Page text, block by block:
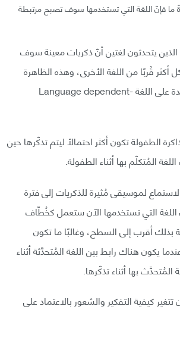
ما فإنّ اللغة التي تستخدمها سوف تصبح مرتبطة
يتحدثون لغتين أنّ ذكريات معينة سوف
قُربًا من اللغة الأخرى، وهذه الظاهرة
تُسمى (الذاكرة المعتمدة على اللغة -Language dependent
الطفولة تكون أكثر احتمالًا ليتم تذكّرها حين
المُتكلّم بها أثناء الطفولة.
لموسيقى مُثيرة للذكريات إلى فترة
التي تستخدمها الآن ستعمل كخُطّاف
بذلك أقرب إلى السطح، وغالبًا ما تكون
يكون هناك رابط بين اللغة المُتحدَّثة أثناء
بها أثناء تذكّرها.
كيفية التفكير والشعور بالاعتماد على